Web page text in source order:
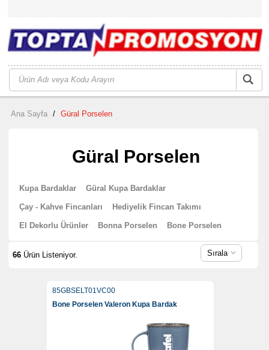
Ana Sayfa / Güral Porselen
Güral Porselen
Kupa Bardaklar Güral Kupa Bardaklar
Çay - Kahve Fincanları Hediyelik Fincan Takımı
El Dekorlu Ürünler Bonna Porselen Bone Porselen
66Ürün Listeniyor. Sırala
85GBSELT01VC00
Bone Porselen Valeron Kupa Bardak